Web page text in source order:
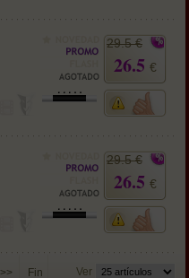
29.5 €
26.5 €
29.5 €
26.5 €
>> Fin Ver